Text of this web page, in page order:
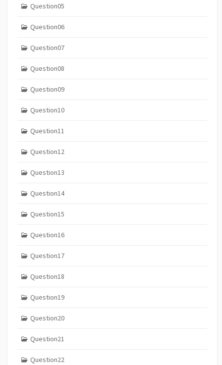
Question05
Question06
Question07
Question08
Question09
Question10
Question11
Question12
Question13
Question14
Question15
Question16
Question17
Question18
Question19
Question20
Question21
Question22